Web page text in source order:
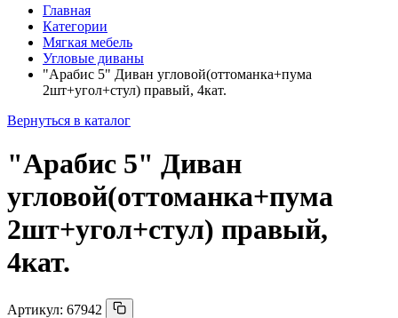
Главная
Категории
Мягкая мебель
Угловые диваны
"Арабис 5" Диван угловой(оттоманка+пума
2шт+угол+стул) правый, 4кат.
Вернуться в каталог
"Арабис 5" Диван
угловой(оттоманка+пума
2шт+угол+стул) правый,
4кат.
Артикул: 67942